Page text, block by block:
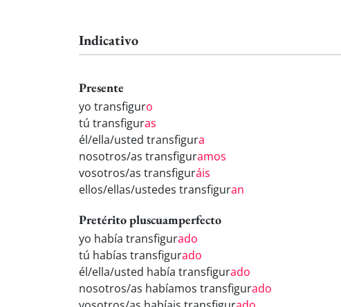
Indicativo
Presente
yo transfiguro
tú transfiguras
él/ella/usted transfigura
nosotros/as transfiguramos
vosotros/as transfiguráis
ellos/ellas/ustedes transfiguran
Pretérito pluscuamperfecto
yo había transfigurado
tú habías transfigurado
él/ella/usted había transfigurado
nosotros/as habíamos transfigurado